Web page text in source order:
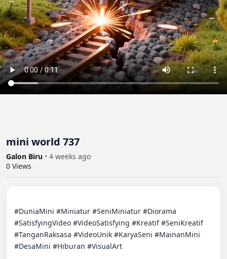
mini world 737
Galon Biru • 4 weeks ago
0 Views
#DuniaMini #Miniatur #SeniMiniatur #Diorama
#SatisfyingVideo #VideoSatisfying #Kreatif #SeniKreatif
#TanganRaksasa #VideoUnik #KaryaSeni #MainanMini
#DesaMini #Hiburan #VisualArt